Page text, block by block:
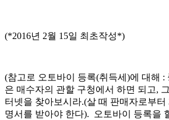
(*2016년 2월 15일 최초작성*)
(참고로 오토바이 등록(취득세)에 대해 :
은 매수자의 관할 구청에서 하면 되고,
터넷을 찾아보시라.(살 때 판매자로부
명서를 받아야 한다). 오토바이 등록을